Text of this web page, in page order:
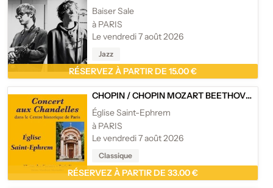
Baiser Sale
à PARIS
Le vendredi 7 août 2026
Jazz
RÉSERVEZ À PARTIR DE 15.00 €
CHOPIN /CHOPIN MOZART BEETHOVEN
Église Saint-Ephrem
à PARIS
Le vendredi 7 août 2026
Classique
RÉSERVEZ À PARTIR DE 33.00 €